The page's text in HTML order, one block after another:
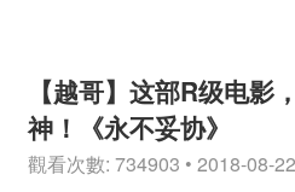
【越哥】这部R级电影
神！《永不妥协》
觀看次數: 734903 • 2018-08-